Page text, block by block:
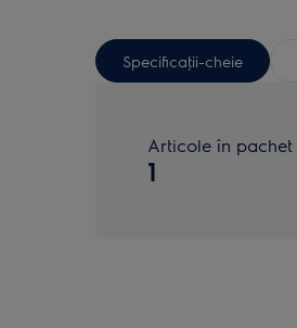
Specificaţii-cheie
Articole în pachet
1